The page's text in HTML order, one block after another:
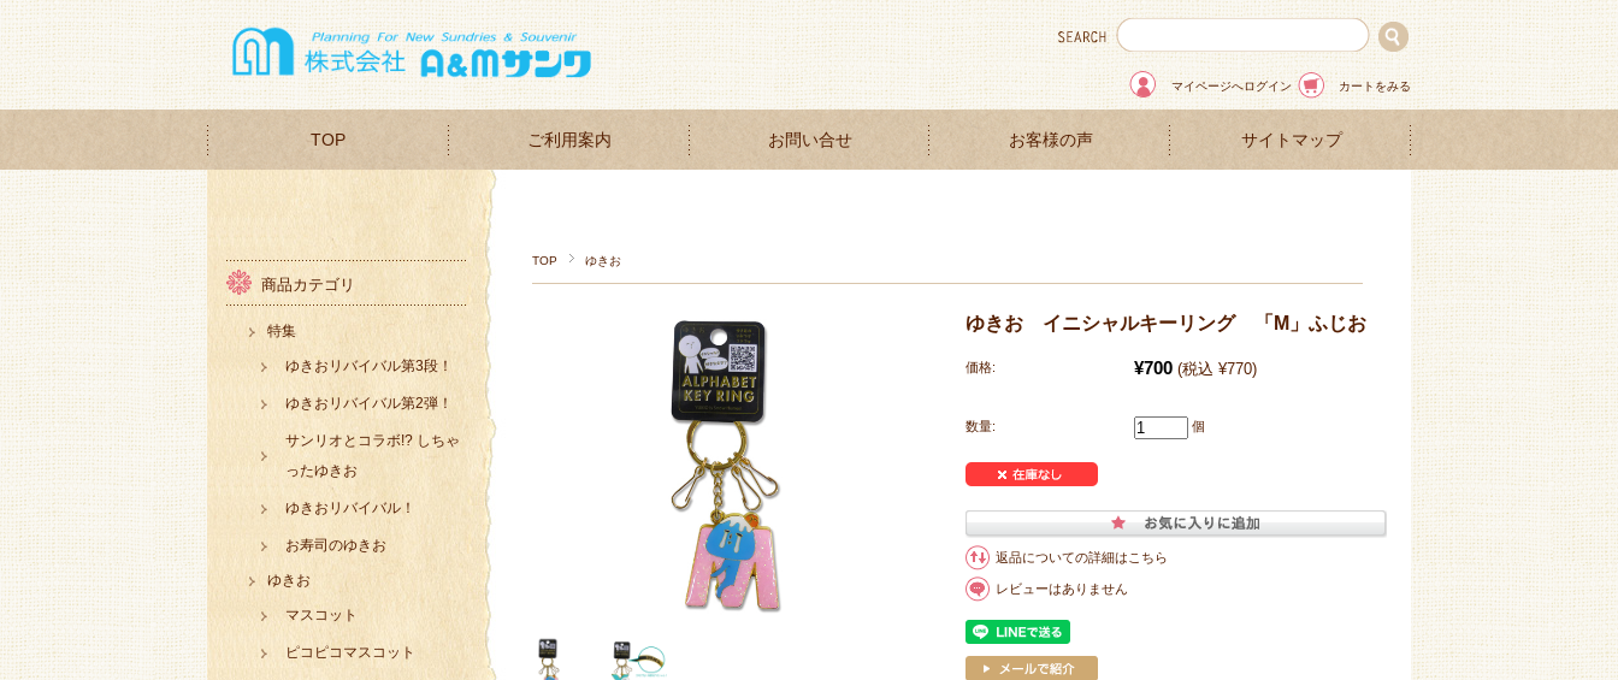
マイページへログイン カートをみる
TOP ご利用案内 お問い合せ お客様の声 サイトマップ
TOP ゆきお
ゆきお イニシャルキーリング 「M」ふじお
価格: ¥700 (税込 ¥770)
数量: 個
返品についての詳細はこちら
レビューはありません
商品カテゴリ
特集
ゆきおリバイバル第3段！
ゆきおリバイバル第2弾！
サンリオとコラボ!? しちゃ
ったゆきお
ゆきおリバイバル！
お寿司のゆきお
ゆきお
マスコット
ピコピコマスコット